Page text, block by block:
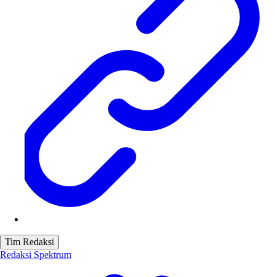
Tim Redaksi
Redaksi Spektrum